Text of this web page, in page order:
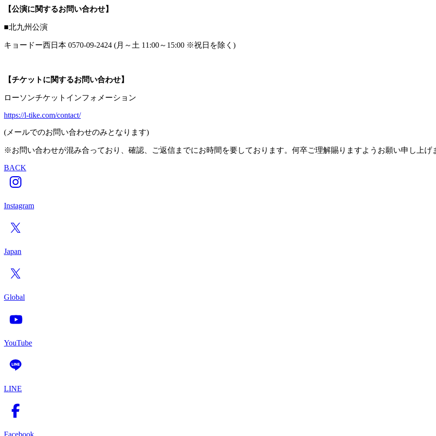
【公演に関するお問い合わせ】
■北九州公演
キョードー西日本 0570-09-2424 (月～土 11:00～15:00 ※祝日を除く)
【チケットに関するお問い合わせ】
ローソンチケットインフォメーション
https://l-tike.com/contact/
(メールでのお問い合わせのみとなります)
※お問い合わせが混み合っており、確認、ご返信までにお時間を要しております。何卒ご理解賜りますようお願い申し上げ
BACK
Instagram
Japan
Global
YouTube
LINE
Facebook